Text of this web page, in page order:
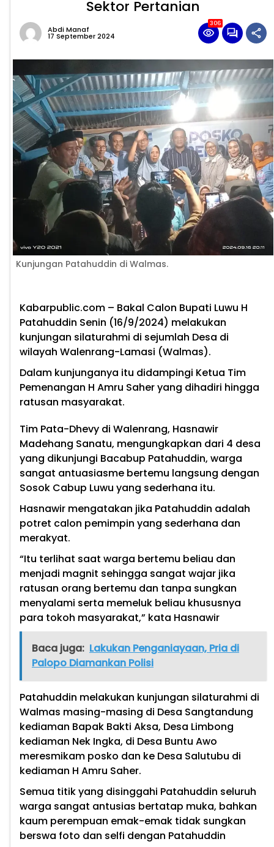
Sektor Pertanian
Abdi Manaf
17 September 2024
306
Kunjungan Patahuddin di Walmas.
Kabarpublic.com – Bakal Calon Bupati Luwu H
Patahuddin Senin (16/9/2024) melakukan
kunjungan silaturahmi di sejumlah Desa di
wilayah Walenrang-Lamasi (Walmas).
Dalam kunjunganya itu didampingi Ketua Tim
Pemenangan H Amru Saher yang dihadiri hingga
ratusan masyarakat.
Tim Pata-Dhevy di Walenrang, Hasnawir
Madehang Sanatu, mengungkapkan dari 4 desa
yang dikunjungi Bacabup Patahuddin, warga
sangat antuasiasme bertemu langsung dengan
Sosok Cabup Luwu yang sederhana itu.
Hasnawir mengatakan jika Patahuddin adalah
potret calon pemimpin yang sederhana dan
merakyat.
“Itu terlihat saat warga bertemu beliau dan
menjadi magnit sehingga sangat wajar jika
ratusan orang bertemu dan tanpa sungkan
menyalami serta memeluk beliau khususnya
para tokoh masyarakat,” kata Hasnawir
Baca juga: Lakukan Penganiayaan, Pria di
Palopo Diamankan Polisi
Patahuddin melakukan kunjungan silaturahmi di
Walmas masing-masing di Desa Sangtandung
kediaman Bapak Bakti Aksa, Desa Limbong
kediaman Nek Ingka, di Desa Buntu Awo
meresmikam posko dan ke Desa Salutubu di
kediaman H Amru Saher.
Semua titik yang disinggahi Patahuddin seluruh
warga sangat antusias bertatap muka, bahkan
kaum perempuan emak-emak tidak sungkan
berswa foto dan selfi dengan Patahuddin